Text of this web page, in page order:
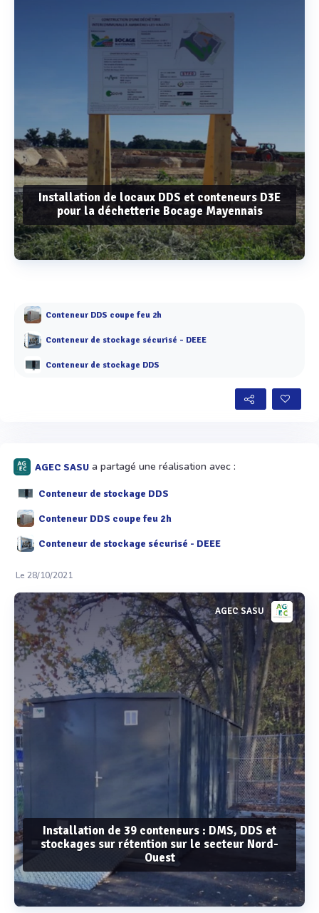
Installation de locaux DDS et conteneurs D3E
pour la déchetterie Bocage Mayennais
Voir plus
Conteneur DDS coupe feu 2h
Conteneur de stockage sécurisé - DEEE
Conteneur de stockage DDS
AGEC SASU a partagé une réalisation avec :
Conteneur de stockage DDS
Conteneur DDS coupe feu 2h
Conteneur de stockage sécurisé - DEEE
Le 28/10/2021
AGEC SASU
Installation de 39 conteneurs : DMS, DDS et
stockages sur rétention sur le secteur Nord-
Ouest